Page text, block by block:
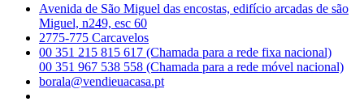
Avenida de São Miguel das encostas, edifício arcadas de são
Miguel, n249, esc 60
2775-775 Carcavelos
00 351 215 815 617 (Chamada para a rede fixa nacional)
00 351 967 538 558 (Chamada para a rede móvel nacional)
borala@vendieuacasa.pt